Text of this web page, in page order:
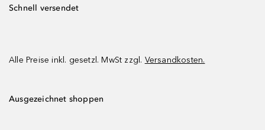
Schnell versendet
Alle Preise inkl. gesetzl. MwSt zzgl. Versandkosten.
Ausgezeichnet shoppen